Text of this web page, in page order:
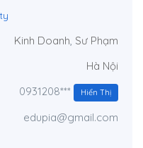
Kinh Doanh, Sư Phạm
Hà Nội
0931208*** Hiển Thị
edupia@gmail.com